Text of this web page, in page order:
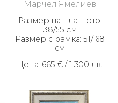
Марчел Ямелиев
Размер на платното:
38/55 см
Размер с рамка: 51/ 68
см
Цена: 665 € / 1 300 лв.